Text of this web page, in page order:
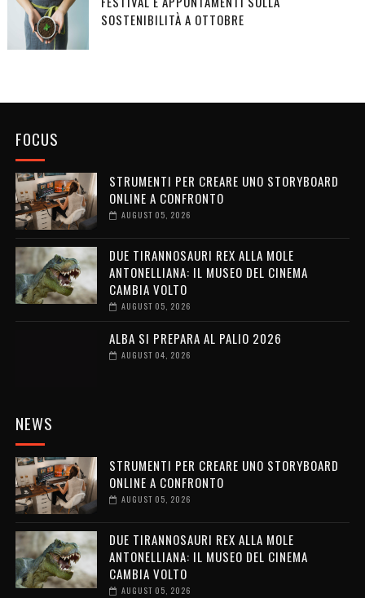
SOSTENIBILITÀ A OTTOBRE
FOCUS
STRUMENTI PER CREARE UNO STORYBOARD
ONLINE A CONFRONTO
AUGUST 05, 2026
DUE TIRANNOSAURI REX ALLA MOLE
ANTONELLIANA: IL MUSEO DEL CINEMA
CAMBIA VOLTO
AUGUST 05, 2026
ALBA SI PREPARA AL PALIO 2026
AUGUST 04, 2026
NEWS
STRUMENTI PER CREARE UNO STORYBOARD
ONLINE A CONFRONTO
AUGUST 05, 2026
DUE TIRANNOSAURI REX ALLA MOLE
ANTONELLIANA: IL MUSEO DEL CINEMA
CAMBIA VOLTO
AUGUST 05, 2026